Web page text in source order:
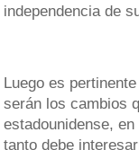
independencia de
Luego es
serán los cambios
estadounidense,
tanto debe